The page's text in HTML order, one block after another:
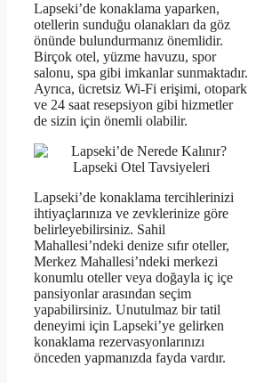
Lapseki’de konaklama yaparken,
otellerin sunduğu olanakları da göz
önünde bulundurmanız önemlidir.
Birçok otel, yüzme havuzu, spor
salonu, spa gibi imkanlar sunmaktadır.
Ayrıca, ücretsiz Wi-Fi erişimi, otopark
ve 24 saat resepsiyon gibi hizmetler
de sizin için önemli olabilir.
Lapseki’de konaklama tercihlerinizi
ihtiyaçlarınıza ve zevklerinize göre
belirleyebilirsiniz. Sahil
Mahallesi’ndeki denize sıfır oteller,
Merkez Mahallesi’ndeki merkezi
konumlu oteller veya doğayla iç içe
pansiyonlar arasından seçim
yapabilirsiniz. Unutulmaz bir tatil
deneyimi için Lapseki’ye gelirken
konaklama rezervasyonlarınızı
önceden yapmanızda fayda vardır.